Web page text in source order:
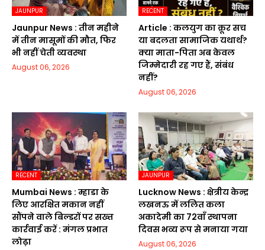
JAUNPUR
Jaunpur News : तीन महीने
में तीन मासूमों की मौत, फिर
भी नहीं चेती व्यवस्था
August 06, 2026
RECENT
Article : कलयुग का क्रूर सच
या बदलता सामाजिक यथार्थ?
क्या माता-पिता अब केवल
जिम्मेदारी रह गए हैं, संबंध
नहीं?
August 06, 2026
RECENT
Mumbai News : म्हाडा के
लिए आरक्षित मकान नहीं
सौंपने वाले बिल्डरों पर सख्त
कार्रवाई करें : मंगल प्रभात
लोढ़ा
JAUNPUR
Lucknow News : क्षेत्रीय केन्द्र
लखनऊ में ललित कला
अकादेमी का 72वाॅं स्थापना
दिवस भव्य रूप से मनाया गया
August 06, 2026